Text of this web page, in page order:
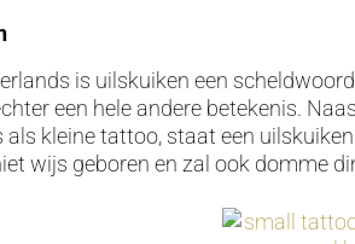
is uilskuiken een
een hele andere betekenis.
als kleine tattoo, staat een
wijs geboren en zal ook domme